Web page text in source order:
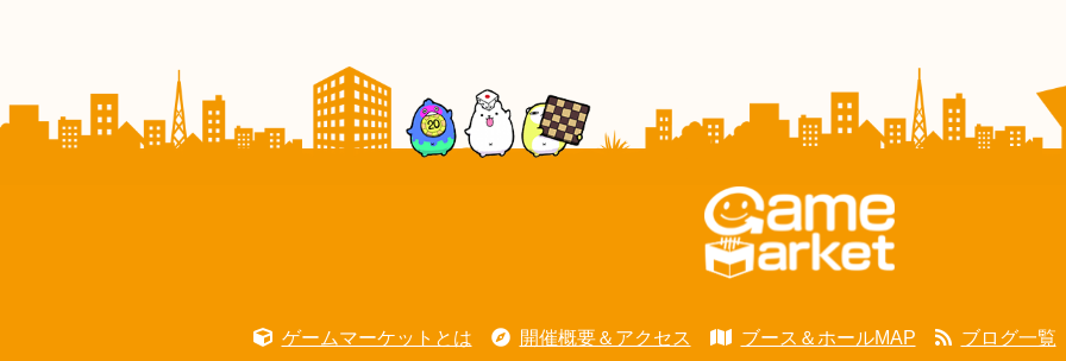
ゲームマーケットとは 開催概要＆アクセス ブース＆ホールMAP ブログ一覧